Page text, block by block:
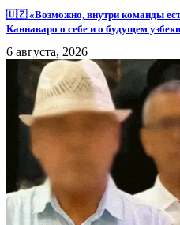
🇺🇿 «Возможно, внутри команды
Каннаваро о себе и о будущем
6 августа, 2026